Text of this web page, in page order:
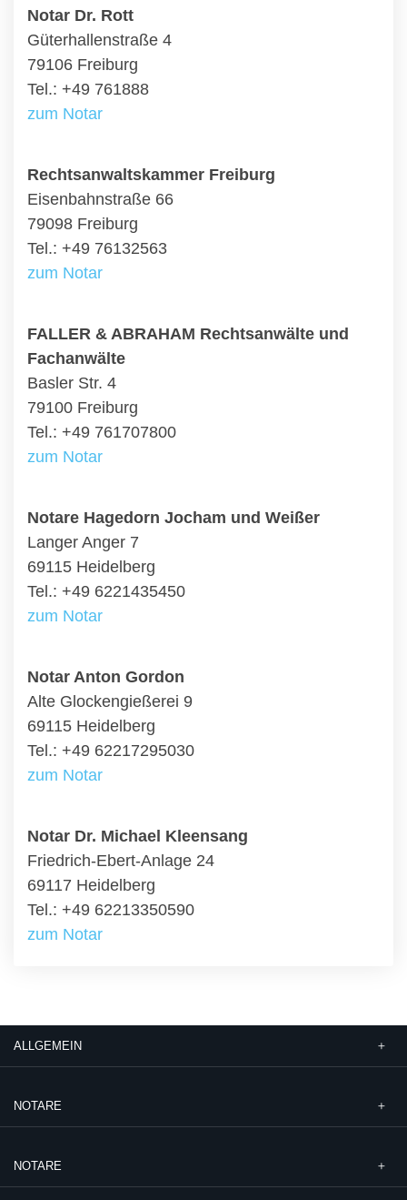
Notar Dr. Rott
Güterhallenstraße 4
79106 Freiburg
Tel.: +49 761888
zum Notar
Rechtsanwaltskammer Freiburg
Eisenbahnstraße 66
79098 Freiburg
Tel.: +49 76132563
zum Notar
FALLER & ABRAHAM Rechtsanwälte und
Fachanwälte
Basler Str. 4
79100 Freiburg
Tel.: +49 761707800
zum Notar
Notare Hagedorn Jocham und Weißer
Langer Anger 7
69115 Heidelberg
Tel.: +49 6221435450
zum Notar
Notar Anton Gordon
Alte Glockengießerei 9
69115 Heidelberg
Tel.: +49 62217295030
zum Notar
Notar Dr. Michael Kleensang
Friedrich-Ebert-Anlage 24
69117 Heidelberg
Tel.: +49 62213350590
zum Notar
ALLGEMEIN
NOTARE
NOTARE